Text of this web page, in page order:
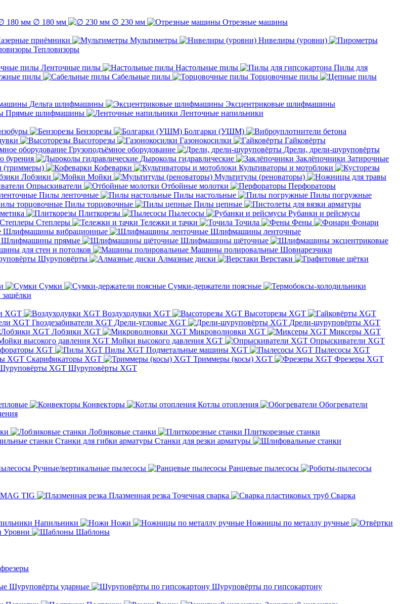
∅ 180 мм ∅ 230 мм
Отрезные машины
приёмники Мультиметры
Нивелиры (уровни)
Тепловизоры
Ленточные пилы Настольные пилы
Пилы для
пилы Сабельные пилы
Торцовочные пилы
Дельта шлифмашины
Эксцентриковые шлифмашины
Прямые шлифмашины
Ленточные напильники
Бензорезы
Болгарки (УШМ)
Высоторезы Газонокосилки
Гайковёрты
Грузоподъёмное оборудование
Дрели, дрели-шуруповёрты
бурения Дыроколы гидравлические Заклёпочники Затирочные
(триммеры) Кофеварки
Культиваторы и мотоблоки
Лобзики Мойки
Мультитулы (реноваторы)
Опрыскиватели Отбойные молотки
Перфораторы
Пилы ленточные Пилы настольные
Пилы погружные
Пилы торцовочные
Пилы цепные
Плиткорезы Пылесосы
Рубанки и рейсмусы
Степлеры Тележки и тачки Точила Фены
Фонари
Шлифмашины вибрационные
Шлифмашины ленточные
Шлифмашины прямые
Шлифмашины щёточные
для стен и потолков Машины полировальные Шовнарезчики
Шуруповёрты Алмазные диски
Верстаки
Сумки
Сумки-держатели поясные
XGT Воздуходувки XGT
Высоторезы XGT
Гвоздезабиватели XGT Дрели-угловые XGT
Дрели-шуруповёрты XGT
Лобзики XGT Микроволновки XGT
Миксеры XGT
Мойки высокого давления XGT
Опрыскиватели XGT
XGT Пилы XGT Подметальные машины XGT
Пылесосы XGT
Скарификаторы XGT Триммеры (косы) XGT
Фрезеры XGT
Шуруповёрты XGT
Конвекторы Котлы отопления
Обогреватели
Лобзиковые станки
Плиткорезные станки
станки Станки для гибки арматуры Станки для резки арматуры
Ручные/вертикальные пылесосы
Ранцевые пылесосы
TIG Плазменная резка Точечная сварка
Cварка
Напильники Ножи
Ножницы по металлу ручные
Уровни
Шаблоны
Шуруповёрты ударные
Шуруповёрты по гипсокартону